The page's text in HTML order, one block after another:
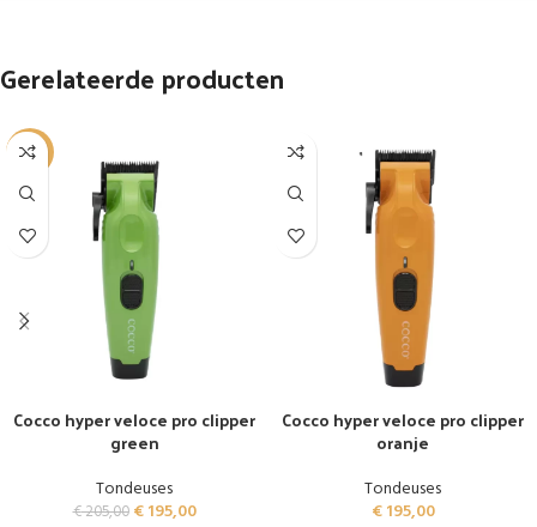
Gerelateerde producten
-5%
Cocco hyper veloce pro clipper
green
Tondeuses
€205,00 €195,00
Cocco hyper veloce pro clipper
oranje
Tondeuses
€195,00